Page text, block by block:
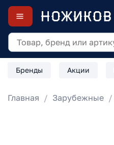
Бренды Акции
Главная Зарубежные